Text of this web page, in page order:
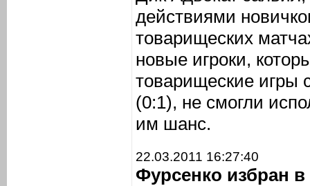
действиями
товарищеских
новые игроки,
товарищеские игры
(0:1), не смогли
им шанс.
22.03.2011 16:27:40
Фурсенко избран